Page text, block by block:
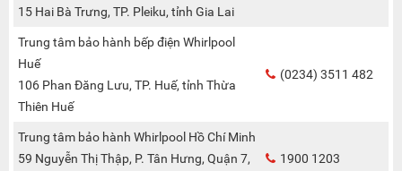
15 Hai Bà Trưng, TP. Pleiku, tỉnh Gia Lai
Trung tâm bảo hành bếp điện Whirlpool
Huế
106 Phan Đăng Lưu, TP. Huế, tỉnh Thừa
Thiên Huế
(0234) 3511 482
Trung tâm bảo hành Whirlpool Hồ Chí Minh
59 Nguyễn Thị Thập, P. Tân Hưng, Quận 7,
1900 1203